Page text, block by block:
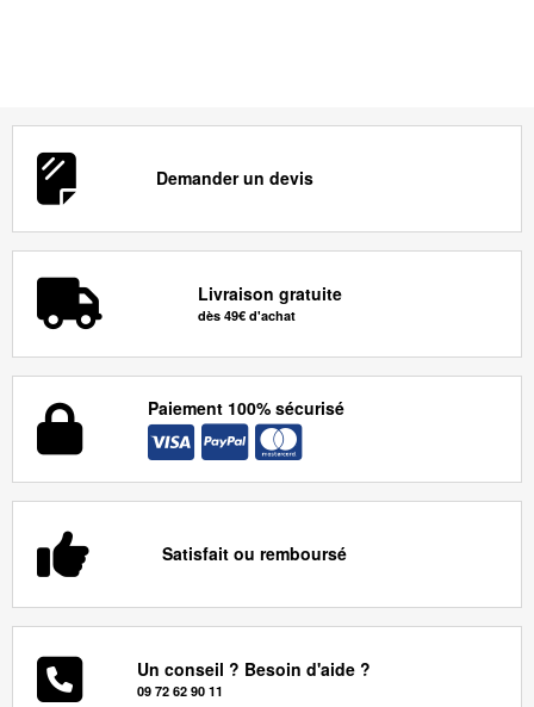
Demander un devis
Livraison gratuite
dès 49€ d'achat
Paiement 100% sécurisé
Satisfait ou remboursé
Un conseil ? Besoin d'aide ?
09 72 62 90 11